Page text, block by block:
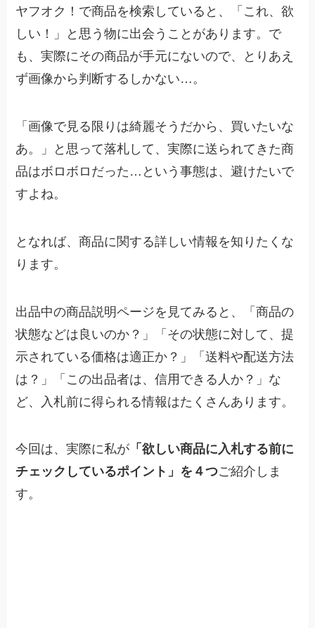
ヤフオク！で商品を検索していると、「これ、欲
しい！」と思う物に出会うことがあります。で
も、実際にその商品が手元にないので、とりあえ
ず画像から判断するしかない…。
「画像で見る限りは綺麗そうだから、買いたいな
あ。」と思って落札して、実際に送られてきた商
品はボロボロだった…という事態は、避けたいで
すよね。
となれば、商品に関する詳しい情報を知りたくな
ります。
出品中の商品説明ページを見てみると、「商品の
状態などは良いのか？」「その状態に対して、提
示されている価格は適正か？」「送料や配送方法
は？」「この出品者は、信用できる人か？」な
ど、入札前に得られる情報はたくさんあります。
今回は、実際に私が 「欲しい商品に入札する前に
チェックしているポイント」を４つご紹介しま
す。